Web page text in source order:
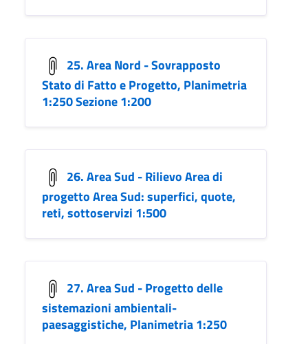
25. Area Nord - Sovrapposto
Stato di Fatto e Progetto, Planimetria
1:250 Sezione 1:200
26. Area Sud - Rilievo Area di
progetto Area Sud: superfici, quote,
reti, sottoservizi 1:500
27. Area Sud - Progetto delle
sistemazioni ambientali-
paesaggistiche, Planimetria 1:250